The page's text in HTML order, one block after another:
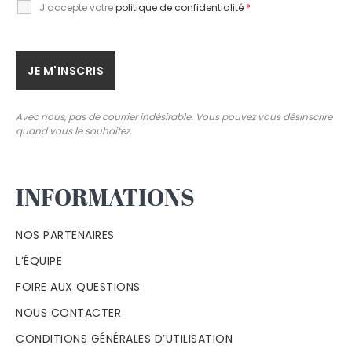
J’accepte votrepolitique de confidentialité *
Avec nous, pas de courrier indésirable. Vous pouvez vous désinscrire
quand vous le souhaitez.
INFORMATIONS
NOS PARTENAIRES
L’ÉQUIPE
FOIRE AUX QUESTIONS
NOUS CONTACTER
CONDITIONS GÉNÉRALES D’UTILISATION